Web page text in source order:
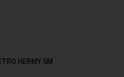
HERMY 5M